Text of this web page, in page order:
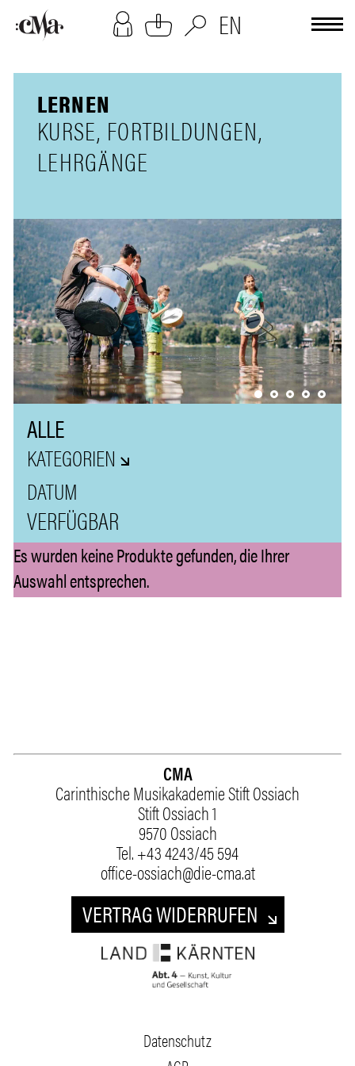
EN
[cookies-overlay]
LERNEN
KURSE, FORTBILDUNGEN,
LEHRGÄNGE
ALLE
KATEGORIEN
VERFÜGBAR
Es wurden keine Produkte gefunden, die Ihrer
Auswahl entsprechen.
CMA
Carinthische Musikakademie Stift Ossiach
Stift Ossiach 1
9570 Ossiach
Tel.+43 4243/45 594
office-ossiach@die-cma.at
VERTRAG WIDERRUFEN
Datenschutz